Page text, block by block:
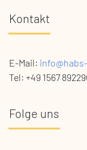
Kontakt
E-Mail:
Tel: +49 1567
Folge uns